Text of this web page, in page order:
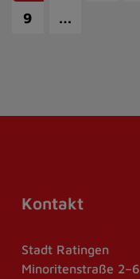
9
…
Kontakt
Stadt Ratingen
Minoritenstraße 2–6